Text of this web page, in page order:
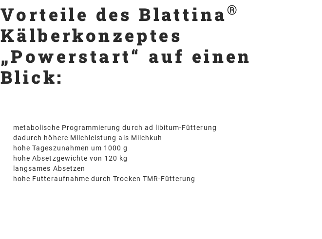
Vorteile des Blattina®
Kälberkonzeptes
„Powerstart“ auf einen
Blick:
metabolische Programmierung durch ad libitum-Fütterung
dadurch höhere Milchleistung als Milchkuh
hohe Tageszunahmen um 1000 g
hohe Absetzgewichte von 120 kg
langsames Absetzen
hohe Futteraufnahme durch Trocken TMR-Fütterung